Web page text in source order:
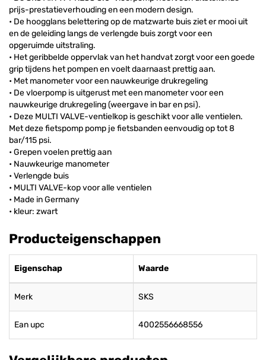
prijs-prestatieverhouding en een modern design.
• De hoogglans belettering op de matzwarte buis ziet er mooi uit
en de geleiding langs de verlengde buis zorgt voor een
opgeruimde uitstraling.
• Het geribbelde oppervlak van het handvat zorgt voor een goede
grip tijdens het pompen en voelt daarnaast prettig aan.
• Met manometer voor een nauwkeurige drukregeling
• De vloerpomp is uitgerust met een manometer voor een
nauwkeurige drukregeling (weergave in bar en psi).
• Deze MULTI VALVE-ventielkop is geschikt voor alle ventielen.
Met deze fietspomp pomp je fietsbanden eenvoudig op tot 8
bar/115 psi.
• Grepen voelen prettig aan
• Nauwkeurige manometer
• Verlengde buis
• MULTI VALVE-kop voor alle ventielen
• Made in Germany
• kleur: zwart
Producteigenschappen
Eigenschap Waarde
Merk SKS
Ean upc 4002556668556